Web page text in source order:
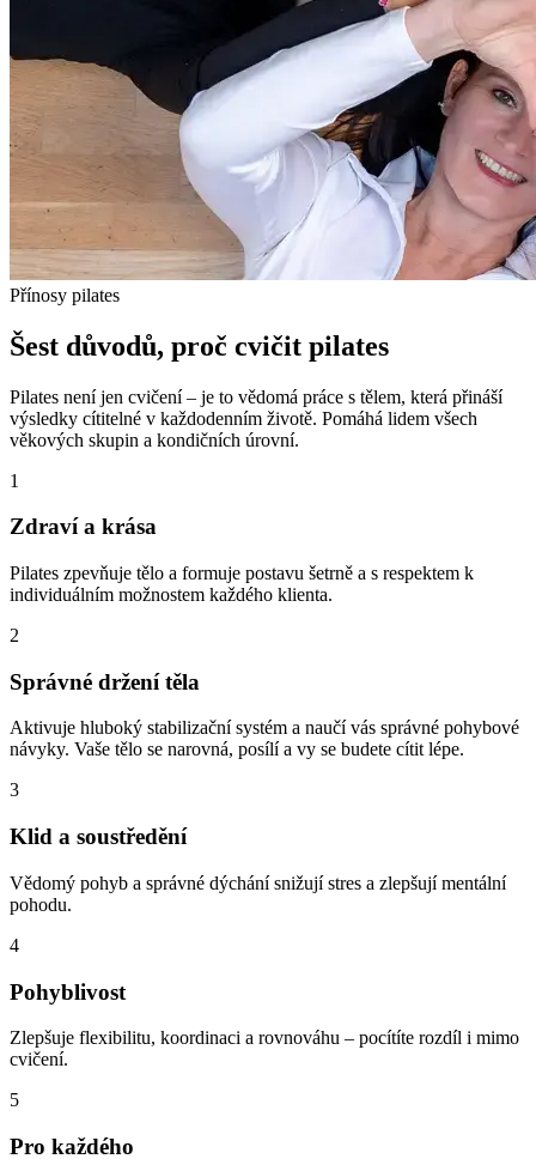
Přínosy pilates
Šest důvodů, proč cvičit pilates
Pilates není jen cvičení – je to vědomá práce s tělem, která přináší
výsledky cítitelné v každodenním životě. Pomáhá lidem všech
věkových skupin a kondičních úrovní.
1
Zdraví a krása
Pilates zpevňuje tělo a formuje postavu šetrně a s respektem k
individuálním možnostem každého klienta.
2
Správné držení těla
Aktivuje hluboký stabilizační systém a naučí vás správné pohybové
návyky. Vaše tělo se narovná, posílí a vy se budete cítit lépe.
3
Klid a soustředění
Vědomý pohyb a správné dýchání snižují stres a zlepšují mentální
pohodu.
4
Pohyblivost
Zlepšuje flexibilitu, koordinaci a rovnováhu – pocítíte rozdíl i mimo
cvičení.
5
Pro každého